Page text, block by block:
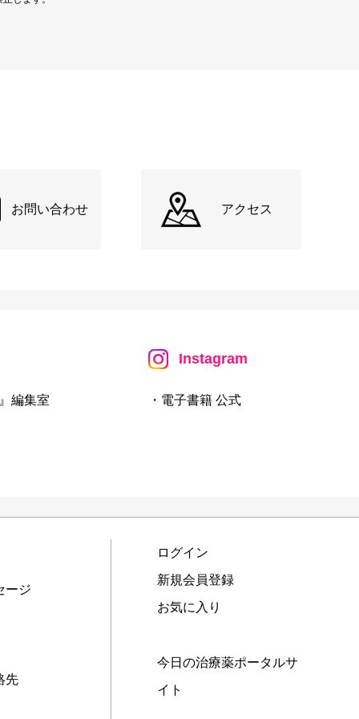
お問い合わせ アクセス
編集室
Instagram
・電子書籍 公式
ージ
先
ログイン
新規会員登録
お気に入り
今日の治療薬ポータルサ
イト